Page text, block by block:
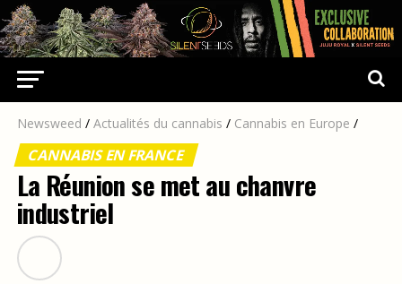
Newsweed / Actualités du cannabis / Cannabis en Europe /
CANNABIS EN FRANCE
La Réunion se met au chanvre
industriel